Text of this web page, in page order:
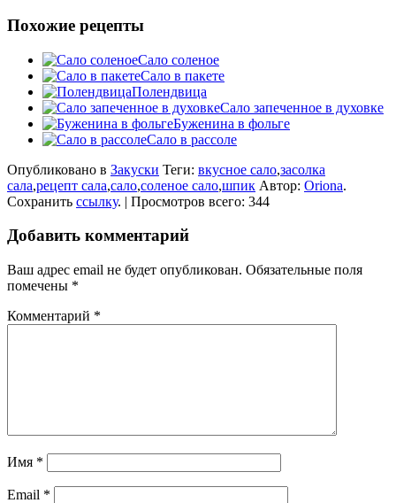
Похожие рецепты
Сало соленое
Сало в пакете
Полендвица
Сало запеченное в духовке
Буженина в фольге
Сало в рассоле
Опубликовано в Закуски Теги: вкусное сало,засолка
сала,рецепт сала,сало,соленое сало,шпик Автор: Oriona.
Сохранить ссылку. | Просмотров всего: 344
Добавить комментарий
Ваш адрес email не будет опубликован. Обязательные поля
помечены *
Комментарий *
Имя *
Email *